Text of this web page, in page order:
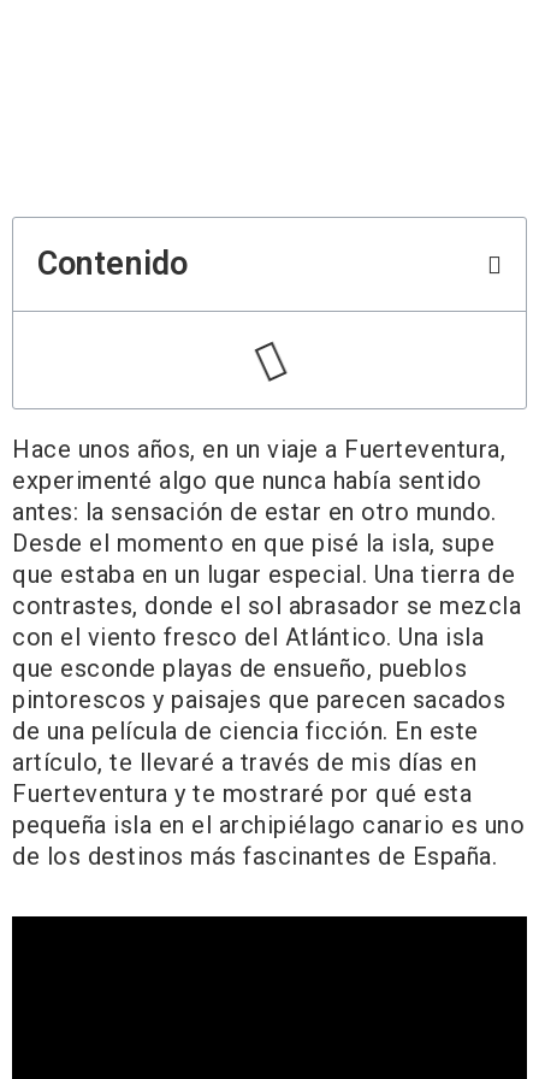
Contenido
Hace unos años, en un viaje a Fuerteventura,
experimenté algo que nunca había sentido
antes: la sensación de estar en otro mundo.
Desde el momento en que pisé la isla, supe
que estaba en un lugar especial. Una tierra de
contrastes, donde el sol abrasador se mezcla
con el viento fresco del Atlántico. Una isla
que esconde playas de ensueño, pueblos
pintorescos y paisajes que parecen sacados
de una película de ciencia ficción. En este
artículo, te llevaré a través de mis días en
Fuerteventura y te mostraré por qué esta
pequeña isla en el archipiélago canario es uno
de los destinos más fascinantes de España.